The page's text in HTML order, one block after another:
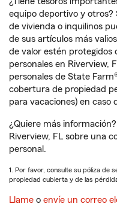
equipo deportivo y otros?
de vivienda o inquilinos
de sus artículos más
de valor estén protegidos
personales en Riverview,
personales de State
cobertura de propiedad
para vacaciones) en caso
¿Quiere más
Riverview, FL sobre una
personal.
1. Por favor, consulte su póliza de
propiedad cubierta y de las
Llame o envíe un correo